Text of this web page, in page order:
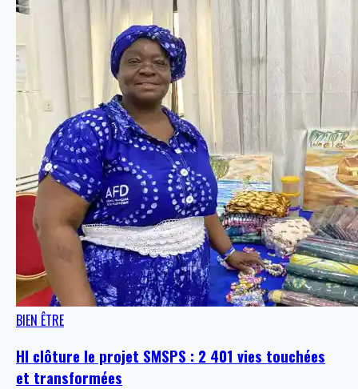
BIEN ÊTRE
HI clôture le projet SMSPS : 2 401 vies touchées
et transformées